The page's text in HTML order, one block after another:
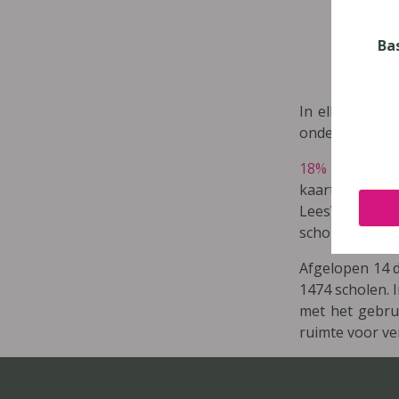
In elke klas
ondersteun je
18%
kaart. Bij43%
LeesVoor!
scholen) en
Afgelopen 14
1474scholen.
met het
ruimte voor